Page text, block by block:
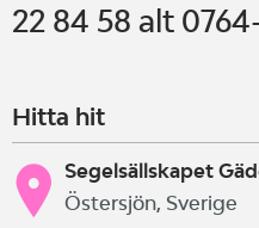
22 84 58 alt
Hitta hit
Segelsällskapet
Östersjön, Sverige